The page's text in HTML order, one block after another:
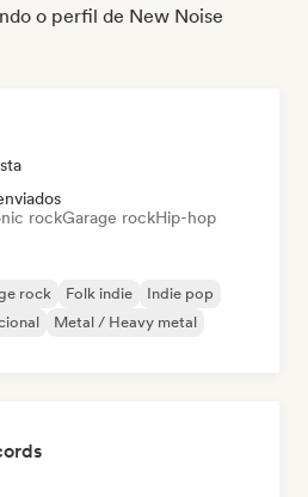
o perfil de New Noise
rockGarage rockHip-hop
rock Folk indie
Indie pop
Metal / Heavy metal